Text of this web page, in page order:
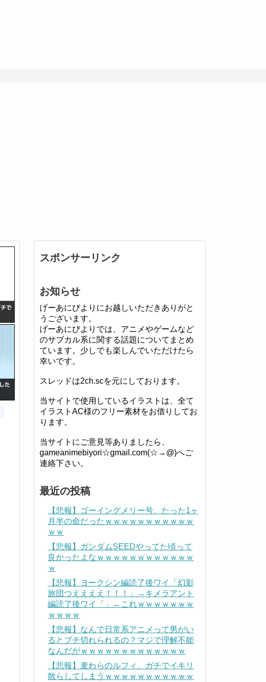
スポンサーリンク
お知らせ
げーあにびよりにお越しいただきありがと
うございます。
げーあにびよりでは、アニメやゲームなど
のサブカル系に関する話題についてまとめ
ています。少しでも楽しんでいただけたら
幸いです。
スレッドは2ch.scを元にしております。
当サイトで使用しているイラストは、全て
イラストAC様のフリー素材をお借りしてお
ります。
当サイトにご意見等ありましたら、
gameanimebiyori☆gmail.com(☆→@)へご
連絡下さい。
最近の投稿
【悲報】ゴーイングメリー号、たった1ヶ
月半の命だったｗｗｗｗｗｗｗｗｗｗｗ
ｗｗ
【悲報】ガンダムSEEDやってた頃って
良かったよなｗｗｗｗｗｗｗｗｗｗｗｗ
ｗ
【悲報】ヨークシン編読了後ワイ「幻影
旅団つええええ！！！」→キメラアント
編読了後ワイ「」←これｗｗｗｗｗｗｗ
ｗｗｗｗ
【悲報】なんで日常系アニメって男がい
るとブチ切れられるの？マジで理解不能
なんだがｗｗｗｗｗｗｗｗｗｗｗｗｗ
【悲報】麦わらのルフィ、ガチでイキリ
散らしてしまうｗｗｗｗｗｗｗｗｗｗｗ